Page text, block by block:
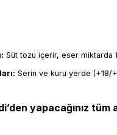
Süt tozu içerir, eser miktarda
Serin ve kuru yerde (+18/
yapacağınız tüm